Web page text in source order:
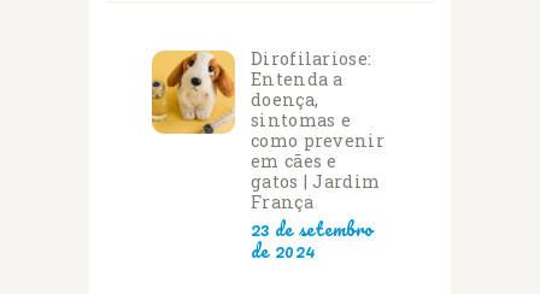
Dirofilariose:
Entenda a
doença,
sintomas e
como prevenir
em cães e
gatos | Jardim
França
23 de setembro
de 2024